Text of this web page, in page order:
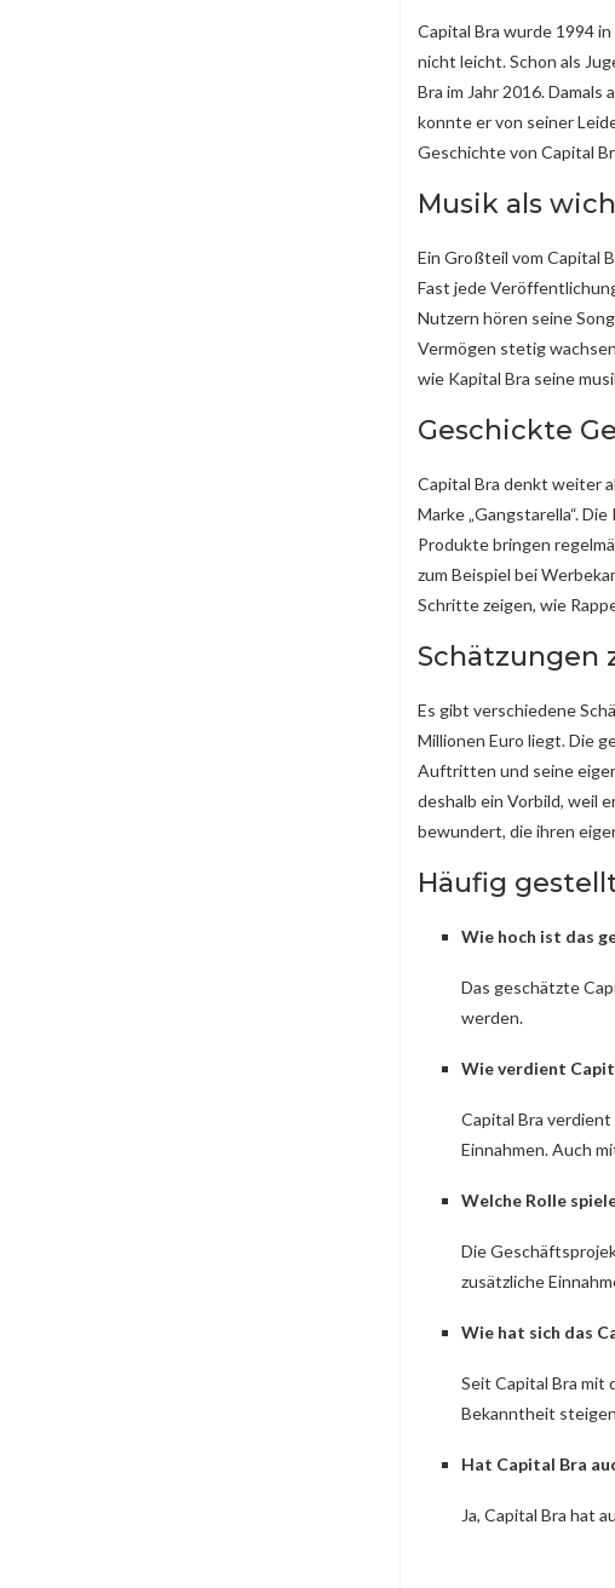
Capital Bra wurde 1994
nicht leicht. Schon als
Bra im Jahr 2016.
konnte er von seiner
Geschichte von Capital
Musik als
Ein Großteil vom Capital
Fast jede
Nutzern hören seine
Vermögen stetig
wie Kapital Bra seine
Geschickte
Capital Bra denkt weiter
Marke „Gangstarella“.
Produkte bringen
zum Beispiel bei
Schritte zeigen, wie
Schätzungen
Es gibt verschiedene
Millionen Euro liegt. Die
Auftritten und seine
deshalb ein Vorbild, weil
bewundert, die ihren
Häufig
Wie hoch ist das
Das geschätzte
werden.
Wie verdient
Capital Bra
Einnahmen. Auch
Welche Rolle
Die
zusätzliche
Wie hat sich das
Seit Capital Bra mit
Bekanntheit
Hat Capital Bra
Ja, Capital Bra hat